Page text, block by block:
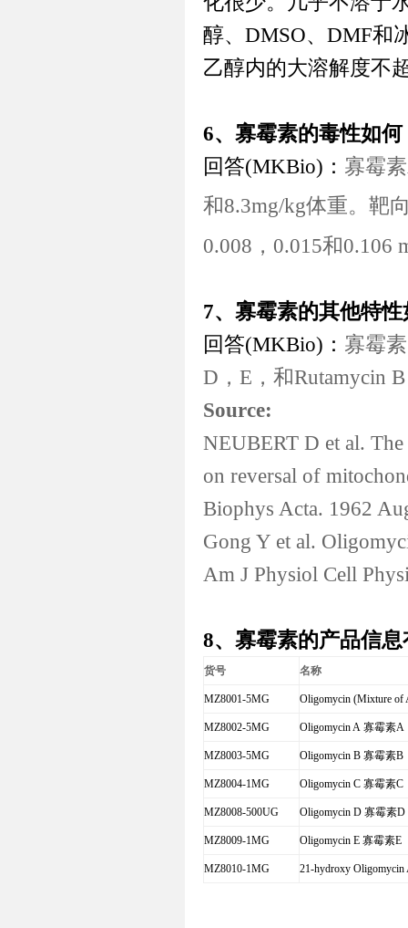
醇、 DMSO、 DMF和
乙醇内的大溶解度不
6、寡霉素的毒性如何
回答(MKBio) ： 寡霉素
和8.3mg/kg体重。靶
0.008 ， 0.015和0.106
7、寡霉素的其他特
回答(MKBio) ： 寡霉
D ， E ，和Rutamycin B
Source:
NEUBERT D et al.
on reversal of
Biophys Acta. 1962
Gong Y et al.
Am J Physiol Cell
8、寡霉素的产品信
货号 名称
MZ8001-5MG Oligomycin (Mixture of
MZ8002-5MG Oligomycin A 寡霉素A
MZ8003-5MG Oligomycin B 寡霉素B
MZ8004-1MG Oligomycin C 寡霉素C
MZ8008-500UG Oligomycin D 寡霉素D
MZ8009-1MG Oligomycin E 寡霉素E
MZ8010-1MG 21-hydroxy Oligomycin